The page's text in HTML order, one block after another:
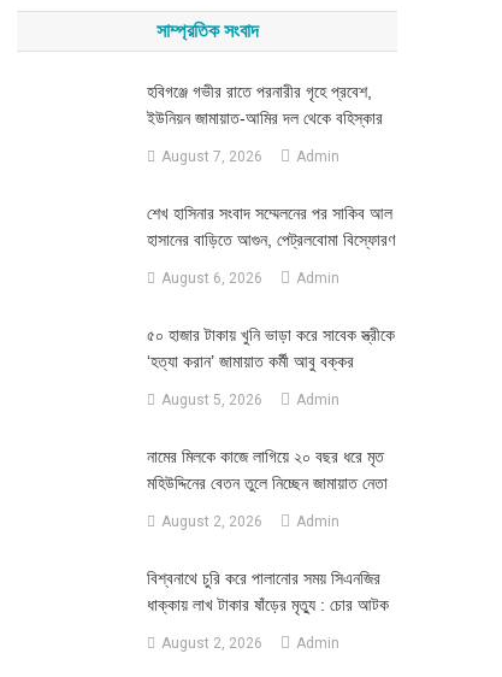
সাম্প্রতিক সংবাদ
হবিগঞ্জে গভীর রাতে পরনারীর গৃহে প্রবেশ,
ইউনিয়ন জামায়াত-আমির দল থেকে বহিস্কার
August 7, 2026 Admin
শেখ হাসিনার সংবাদ সম্মেলনের পর সাকিব আল
হাসানের বাড়িতে আগুন, পেট্রলবোমা বিস্ফোরণ
August 6, 2026 Admin
৫০ হাজার টাকায় খুনি ভাড়া করে সাবেক স্ত্রীকে
‘হত্যা করান’ জামায়াত কর্মী আবু বক্কর
August 5, 2026 Admin
নামের মিলকে কাজে লাগিয়ে ২০ বছর ধরে মৃত
মহিউদ্দিনের বেতন তুলে নিচ্ছেন জামায়াত নেতা
August 2, 2026 Admin
‎বিশ্বনাথে চুরি করে পালানোর সময় সিএনজির
ধাক্কায় লাখ টাকার ষাঁড়ের মৃত্যু : চোর আটক
August 2, 2026 Admin